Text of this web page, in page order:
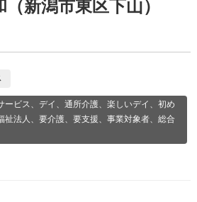
（新潟市東区下山）
ービス、デイ、通所介護、楽しいデイ、初め
祉法人、要介護、要支援、事業対象者、総合